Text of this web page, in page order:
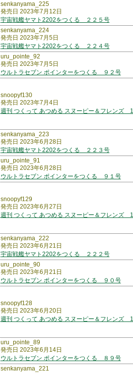
senkanyama_225
発売日 2023年7月12日
宇宙戦艦ヤマト2202をつくる ２２５号
senkanyama_224
発売日 2023年7月5日
宇宙戦艦ヤマト2202をつくる ２２４号
uru_pointe_92
発売日 2023年7月5日
ウルトラセブン ポインターをつくる ９２号
snoopyf130
発売日 2023年7月4日
週刊 つくって あつめる スヌーピー＆フレンズ
senkanyama_223
発売日 2023年6月28日
宇宙戦艦ヤマト2202をつくる ２２３号
uru_pointe_91
発売日 2023年6月28日
ウルトラセブン ポインターをつくる ９１号
snoopyf129
発売日 2023年6月27日
週刊 つくって あつめる スヌーピー＆フレンズ
senkanyama_222
発売日 2023年6月21日
宇宙戦艦ヤマト2202をつくる ２２２号
uru_pointe_90
発売日 2023年6月21日
ウルトラセブン ポインターをつくる ９０号
snoopyf128
発売日 2023年6月20日
週刊 つくって あつめる スヌーピー＆フレンズ
uru_pointe_89
発売日 2023年6月14日
ウルトラセブン ポインターをつくる ８９号
senkanyama_221